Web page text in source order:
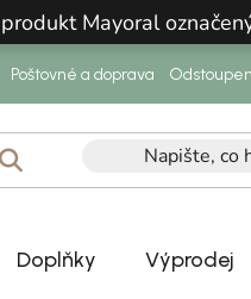
Mayoral
Poštovné a doprava
Doplňky Výprodej